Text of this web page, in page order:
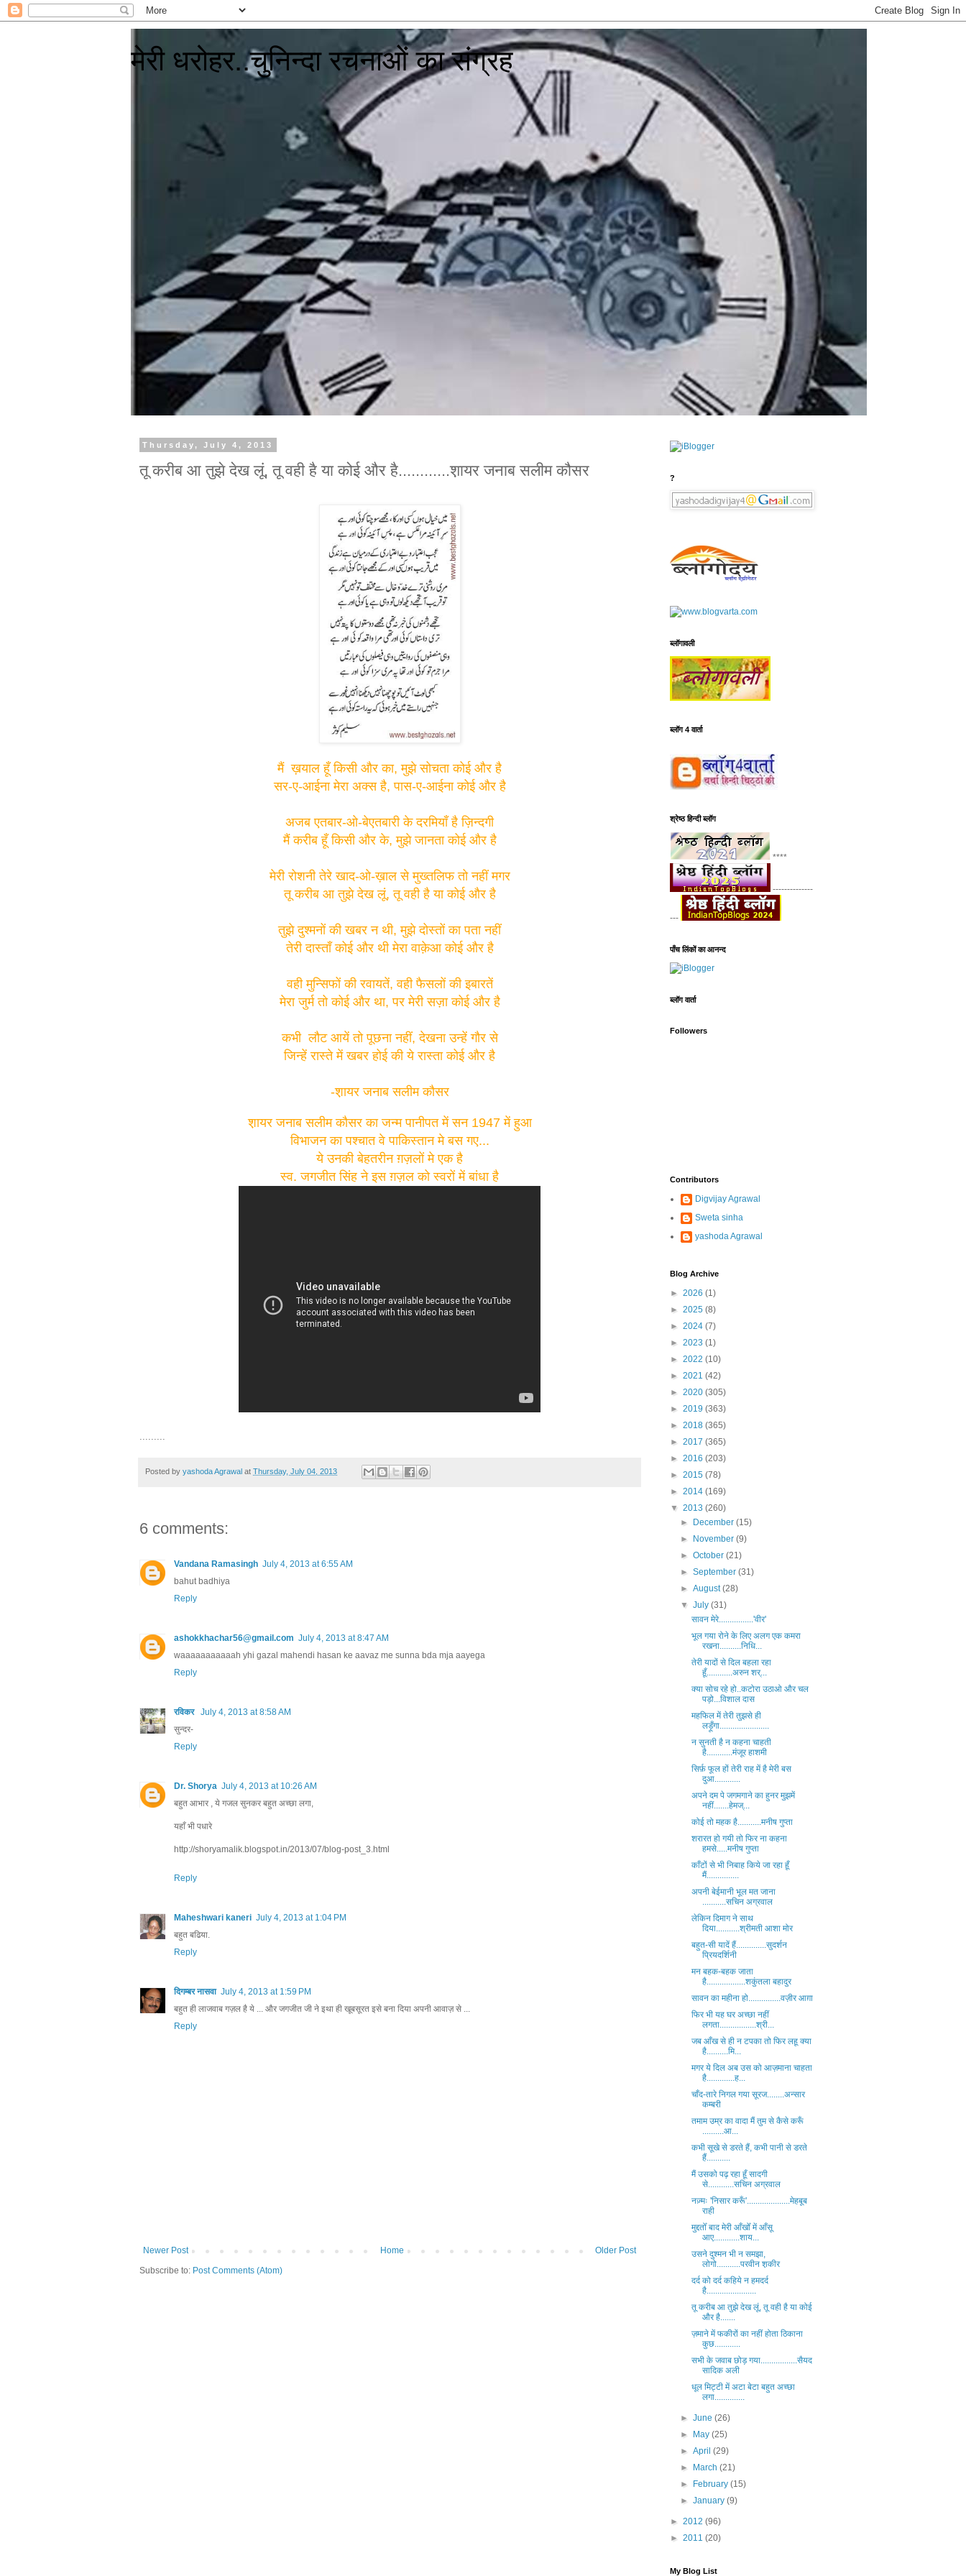
मेरी धरोहर..चुनिन्दा रचनाओं का संग्रह
Thursday, July 4, 2013
तू करीब आ तुझे देख लूं, तू वही है या कोई और है............श़ायर जनाब सलीम कौसर
मैं ख़याल हूँ किसी और का, मुझे सोचता कोई और है
सर-ए-आईना मेरा अक्स है, पास-ए-आईना कोई और है
अजब एतबार-ओ-बेएतबारी के दरमियाँ है ज़िन्दगी
मैं करीब हूँ किसी और के, मुझे जानता कोई और है
मेरी रोशनी तेरे खाद-ओ-ख़ाल से मुख्तलिफ तो नहीं मगर
तू करीब आ तुझे देख लूं, तू वही है या कोई और है
तुझे दुश्मनों की खबर न थी, मुझे दोस्तों का पता नहीं
तेरी दास्ताँ कोई और थी मेरा वाक़ेआ कोई और है
वही मुन्सिफों की रवायतें, वही फैसलों की इबारतें
मेरा जुर्म तो कोई और था, पर मेरी सज़ा कोई और है
कभी लौट आयें तो पूछना नहीं, देखना उन्हें गौर से
जिन्हें रास्ते में खबर होई की ये रास्ता कोई और है
-श़ायर जनाब सलीम कौसर
श़ायर जनाब सलीम कौसर का जन्म पानीपत में सन 1947 में हुआ
विभाजन का पश्चात वे पाकिस्तान मे बस गए...
ये उनकी बेहतरीन ग़ज़लों मे एक है
स्व. जगजीत सिंह ने इस ग़ज़ल को स्वरों में बांधा है
Posted by yashoda Agrawal at Thursday, July 04, 2013
6 comments:
Vandana Ramasingh July 4, 2013 at 6:55 AM
bahut badhiya
Reply
ashokkhachar56@gmail.com July 4, 2013 at 8:47 AM
waaaaaaaaaaah yhi gazal mahendi hasan ke aavaz me sunna bda mja aayega
Reply
रविकर July 4, 2013 at 8:58 AM
सुन्दर-
Reply
Dr. Shorya July 4, 2013 at 10:26 AM
बहुत आभार , ये गजल सुनकर बहुत अच्छा लगा,
यहाँ भी पधारे
http://shoryamalik.blogspot.in/2013/07/blog-post_3.html
Reply
Maheshwari kaneri July 4, 2013 at 1:04 PM
बहुत बढिया.
Reply
दिगम्बर नासवा July 4, 2013 at 1:59 PM
बहुत ही लाजवाब गज़ल है ये ... और जगजीत जी ने इथा ही खूबसूरत इसे बना दिया अपनी आवाज़ से ...
Reply
Newer Post Older Post
Home
Subscribe to: Post Comments (Atom)
?
ब्लॉगावली
ब्लॉग 4 वार्ता
श्रेष्ठ हिन्दी ब्लॉग
****
--------------
---
पाँच लिंकों का आनन्द
ब्लॉग वार्ता
Followers
Contributors
Digvijay Agrawal
Sweta sinha
yashoda Agrawal
Blog Archive
► 2026 (1)
► 2025 (8)
► 2024 (7)
► 2023 (1)
► 2022 (10)
► 2021 (42)
► 2020 (305)
► 2019 (363)
► 2018 (365)
► 2017 (365)
► 2016 (203)
► 2015 (78)
► 2014 (169)
▼ 2013 (260)
►
December(15)
►
November(9)
►October(21)
►September(31)
►August(28)
▼July(31)
सावन मेरे................'वीर'
भूल गया रोने के लिए अलग एक कमरा
रखना..........निधि...
तेरी यादों से दिल बहला रहा
हूँ............अरुन शर्...
क्या सोच रहे हो..कटोरा उठाओ और चल
पड़ो...विशाल दास
महफिल में तेरी तुझसे ही
लड़ूँगा.......................
न सुनती है न कहना चाहती
है............मंजूर हाशमी
सिर्फ़ फूल हों तेरी राह में है मेरी बस
दुआ............
अपने दम पे जगमगाने का हुनर मुझमें
नहीं.......हेमज्...
कोई तो महक है...........मनीष गुप्ता
शरारत हो गयी तो फिर ना कहना
हमसे.....मनीष गुप्ता
काँटों से भी निबाह किये जा रहा हूँ
मैं...............
अपनी बेईमानी भूल मत जाना
...........सचिन अग्रवाल
लेकिन दिमाग ने साथ
दिया...........श्रीमती आशा मोर
बहुत-सी यादें हैं..............सुदर्शन
प्रियदर्शिनी
मन बहक-बहक जाता
है..................शकुंतला बहादुर
सावन का महीना हो...............वज़ीर आग़ा
फिर भी यह घर अच्‍छा नहीं
लगता.................श्री...
जब आँख से ही न टपका तो फिर लहू क्या
है..........मि...
मगर ये दिल अब उस को आज़माना चाहता
है.............ह...
चाँद-तारे निगल गया सूरज........अन्सार
कम्बरी
तमाम उम्र का वादा मैं तुम से कैसे करूँ
..........आ...
कभी सूखे से डरते हैं, कभी पानी से डरते
हैं...........
मैं उसको पढ़ रहा हूँ सादगी
से............सचिन अग्रवाल
नज़्मः 'निसार करूँ'....................मेहबूब
राही
मुद्दतोँ बाद मेरी आँखोँ में आँसू
आए............शाय...
उसने दुश्मन भी न समझा,
लोगो...........परवीन श़कीर
दर्द को दर्द कहिये न हमदर्द
है.......................
तू करीब आ तुझे देख लूं, तू वही है या कोई
और है.......
ज़माने में फकीरों का नहीं होता ठिकाना
कुछ............
सभी के जवाब छोड़ गया.................सैयद
सादिक अली
धूल मिट्‍टी में अटा बेटा बहुत अच्छा
लगा..............
►June(26)
►
May(25)
►April(29)
►
March(21)
►
February(15)
►January(9)
► 2012 (96)
► 2011 (20)
My Blog List